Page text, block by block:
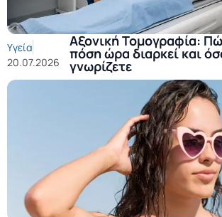
Υγεία
20.07.2026
Αξονική Τομογραφία:
πόση ώρα διαρκεί και
γνωρίζετε